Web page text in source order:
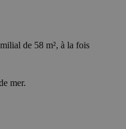
de 58 m², à la fois
mer.